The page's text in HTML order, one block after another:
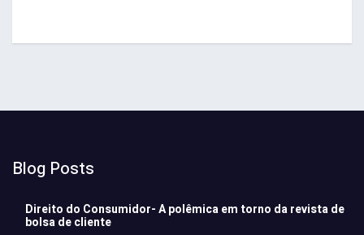
Blog Posts
Direito do Consumidor- A polêmica em torno da revista de
bolsa de cliente